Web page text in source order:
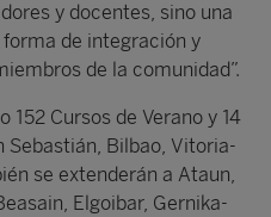
y docentes, sino una
de integración y
de la comunidad”.
152 Cursos de Verano y 14
Sebastián, Bilbao, Vitoria-
se extenderán a Ataun,
Elgoibar, Gernika-